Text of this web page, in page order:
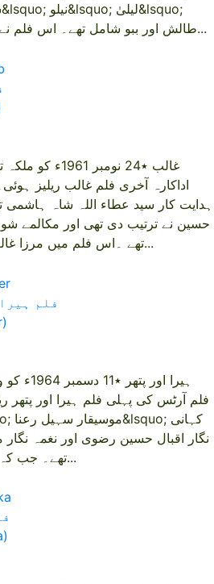
طالش اور ببو شامل تھے۔ اس فلم نے 1962ء میں چار نگار ایوارڈ...
غالب ٭24 نومبر
اداکارہ آخری فلم غالب ریلیز
ہدایت کار سید عطاء اللہ شاہ
حسین نے ترتیب دی تھی اور مکالمے
تھے ۔اس فلم میں مرزا غالب کا کردار اداکار سدھیر نے...
فلم
ہیرا اور
فلم آرٹس کی پہلی فلم ہیرا اور پتھر
نگار اقبال حسین رضوی اور نغمہ نگار
تھے۔ جب کہ فلم کے اداکاروں میں وحید...